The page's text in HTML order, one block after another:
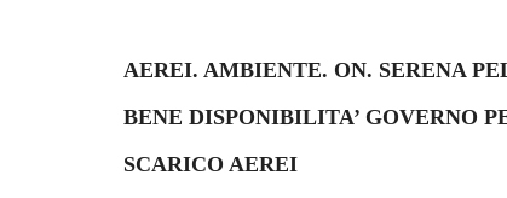
AEREI. AMBIENTE. ON. SERENA
BENE DISPONIBILITA’ GOVERNO
SCARICO AEREI